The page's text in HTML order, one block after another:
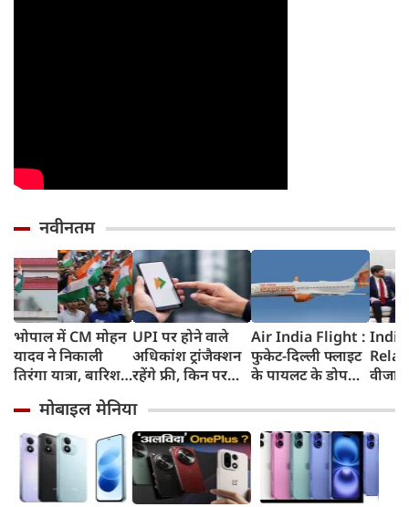
नवीनतम
भोपाल में CM मोहन
यादव ने निकाली
तिरंगा यात्रा, बारिश
ने दिखाया देशभक्ति
का जज्बा
UPI पर होने वाले
अधिकांश ट्रांजैक्शन
रहेंगे फ्री, किन पर
ने दिया बड़ा अपडेट
Air India Flight :
फुकेट-दिल्ली फ्लाइट
के पायलट के डोप
कहा- रिपोर्ट नहीं
मिली, टिप्पणी की
स्थिति में नहीं
वीजा
जेडी
मोबाइल मेनिया